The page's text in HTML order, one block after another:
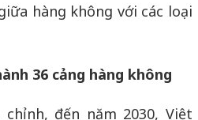
hàng không với các loại
36 cảng hàng không
đến năm 2030, Việt